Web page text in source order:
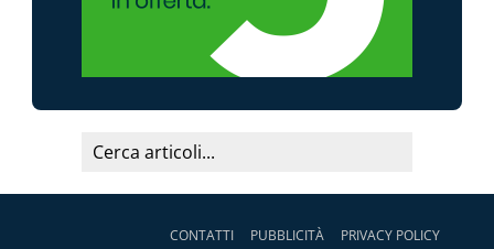
CONTATTI PUBBLICITÀ PRIVACY POLICY